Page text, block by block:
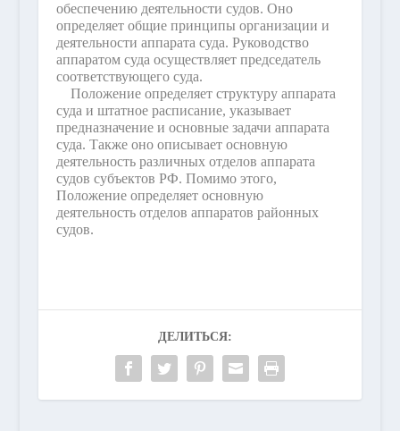
обеспечению деятельности судов. Оно
определяет общие принципы организации и
деятельности аппарата суда. Руководство
аппаратом суда осуществляет председатель
соответствующего суда.
Положение определяет структуру аппарата
суда и штатное расписание, указывает
предназначение и основные задачи аппарата
суда. Также оно описывает основную
деятельность различных отделов аппарата
судов субъектов РФ. Помимо этого,
Положение определяет основную
деятельность отделов аппаратов районных
судов.
ДЕЛИТЬСЯ: